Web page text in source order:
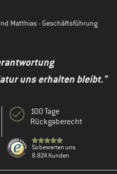
Matthias - Geschäftsführung
uns erhalten bleibt."
100 Tage
Rückgaberecht
So bewerten uns
8.824 Kunden